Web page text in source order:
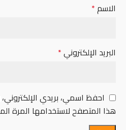
الاسم*
البريد الإلكتروني*
احفظ اسمي، بريدي
هذا المتصفح لاستخدامها المرة